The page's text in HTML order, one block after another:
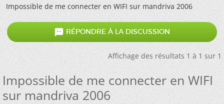
Impossible de me connecter en WIFI sur mandriva 2006
 RÉPONDRE À LA DISCUSSION
Affichage des résultats 1 à 1 sur 1
Impossible de me connecter en WIFI
sur mandriva 2006